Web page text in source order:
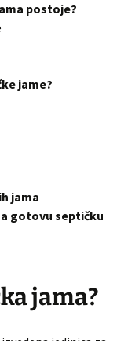
postoje?
jame?
jama
gotovu septičku
jama?